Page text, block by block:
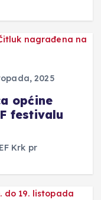
2025
općine
festivalu
Krk pr